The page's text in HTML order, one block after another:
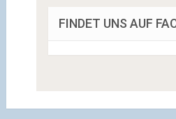
FINDET UNS AUF